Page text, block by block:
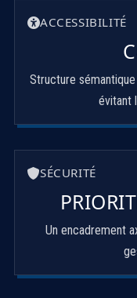
ACCESSIBILITÉ
Structure
évitant
SÉCURITÉ
Un encadrement